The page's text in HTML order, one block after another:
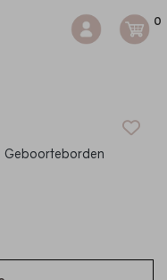
0
Geboorteborden